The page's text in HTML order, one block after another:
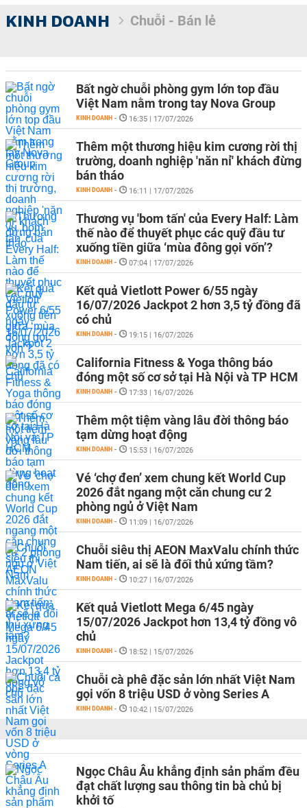
KINH DOANH Chuỗi - Bán lẻ
Bất ngờ chuỗi phòng gym lớn top đầu
Việt Nam nằm trong tay Nova Group
KINH DOANH - 16:35 | 17/07/2026
Thêm một thương hiệu kim cương rời thị
trường, doanh nghiệp 'năn nỉ' khách đừng
bán tháo
KINH DOANH - 16:11 | 17/07/2026
Thương vụ 'bom tấn' của Every Half: Làm
thế nào để thuyết phục các quỹ đầu tư
xuống tiền giữa ‘mùa đông gọi vốn’?
KINH DOANH - 07:04 | 17/07/2026
Kết quả Vietlott Power 6/55 ngày
16/07/2026 Jackpot 2 hơn 3,5 tỷ đồng đã
có chủ
KINH DOANH - 19:15 | 16/07/2026
California Fitness & Yoga thông báo
đóng một số cơ sở tại Hà Nội và TP HCM
KINH DOANH - 17:33 | 16/07/2026
Thêm một tiệm vàng lâu đời thông báo
tạm dừng hoạt động
KINH DOANH - 15:53 | 16/07/2026
Vé ‘chợ đen’ xem chung kết World Cup
2026 đắt ngang một căn chung cư 2
phòng ngủ ở Việt Nam
KINH DOANH - 11:09 | 16/07/2026
Chuỗi siêu thị AEON MaxValu chính thức
Nam tiến, ai sẽ là đối thủ xứng tầm?
KINH DOANH - 10:27 | 16/07/2026
Kết quả Vietlott Mega 6/45 ngày
15/07/2026 Jackpot hơn 13,4 tỷ đồng vô
chủ
KINH DOANH - 18:52 | 15/07/2026
Chuỗi cà phê đặc sản lớn nhất Việt Nam
gọi vốn 8 triệu USD ở vòng Series A
KINH DOANH - 10:42 | 15/07/2026
Ngọc Châu Âu khẳng định sản phẩm đều
đạt chất lượng sau thông tin bà chủ bị
khởi tố